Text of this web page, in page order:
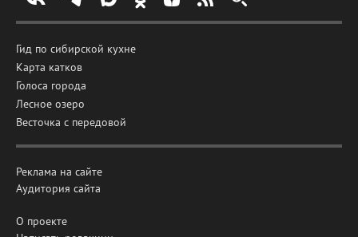
Гид по сибирской кухне
Карта катков
Голоса города
Лесное озеро
Весточка с передовой
Реклама на сайте
Аудитория сайта
О проекте